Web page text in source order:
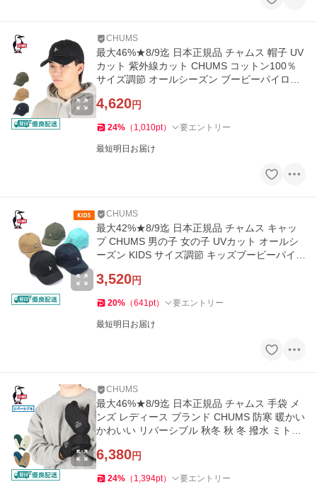
CHUMS
最大46%★8/9迄 日本正規品 チャムス 帽子 UV
カット 紫外線カット CHUMS コットン100％
サイズ調節 オールシーズン ブービーパイロッ
4,620円
24% （ 1,010pt） 要エントリー
最短明日お届け
CHUMS
最大42%★8/9迄 日本正規品 チャムス キャッ
プ CHUMS 男の子 女の子 UVカット オールシ
ーズン KIDS サイズ調節 キッズブービーパイロ
3,520円
20% （641pt） 要エントリー
最短明日お届け
CHUMS
最大46%★8/9迄 日本正規品 チャムス 手袋 メ
ンズ レディース ブランド CHUMS 防寒 暖かい
かわいい リバーシブル 秋冬 秋 冬 撥水 ミトン
6,380円
24% （ 1,394pt） 要エントリー